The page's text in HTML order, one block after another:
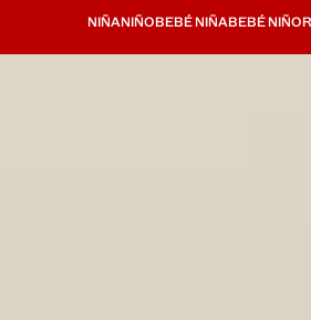
NIÑANIÑOBEBÉ NIÑABEBÉ NIÑO